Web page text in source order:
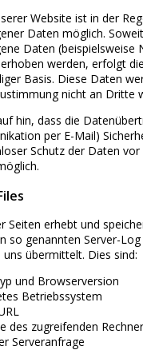
Website ist in der
Daten möglich.
Daten (beispielsweise
werden, erfolgt
Basis. Diese Daten
nicht an Dritte
hin, dass die
per E-Mail)
Schutz der Daten
Seiten erhebt und
so genannten Server-
übermittelt. Dies sind:
und Browserversion
Betriebssystem
des zugreifenden
Serveranfrage